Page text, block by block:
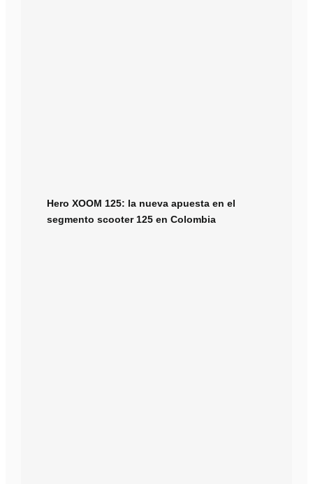
Hero XOOM 125: la nueva apuesta en el
segmento scooter 125 en Colombia